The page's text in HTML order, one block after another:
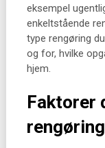
eksempel
enkeltstående
type rengøring
og for, hvilke
hjem.
Faktorer
rengøring